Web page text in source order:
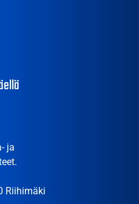
ja
Riihimäki